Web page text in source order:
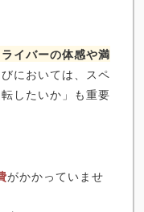
イバーの体感や満
においては、スペ
したいか」も重要
がかかっていませ